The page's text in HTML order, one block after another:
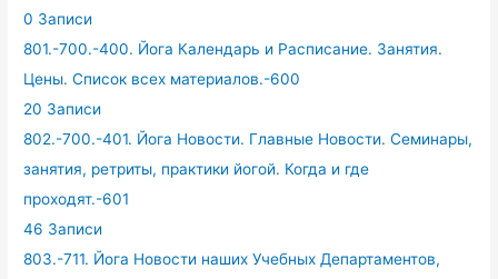
0 Записи
801.-700.-400. Йога Календарь и Расписание. Занятия.
Цены. Список всех материалов.-600
20 Записи
802.-700.-401. Йога Новости. Главные Новости. Семинары,
занятия, ретриты, практики йогой. Когда и где
проходят.-601
46 Записи
803.-711. Йога Новости наших Учебных Департаментов,